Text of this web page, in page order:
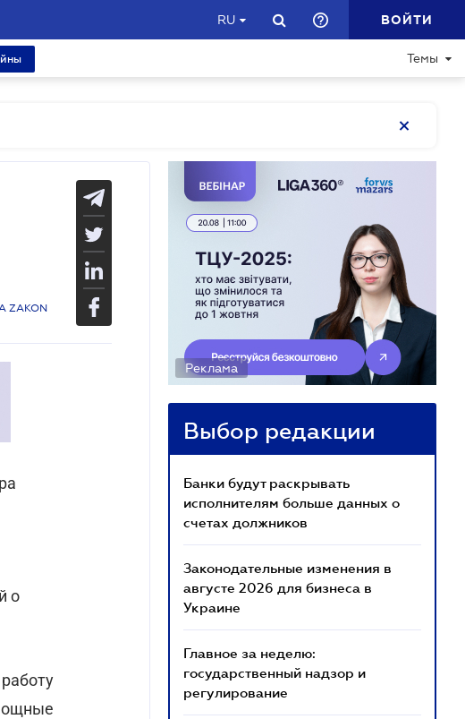
RU ВОЙТИ
Темы
ZAKON
о
Реклама
Выбор редакции
Банки будут раскрывать
исполнителям больше данных о
счетах должников
Законодательные изменения в
августе 2026 для бизнеса в
Украине
Главное за неделю:
государственный надзор и
регулирование